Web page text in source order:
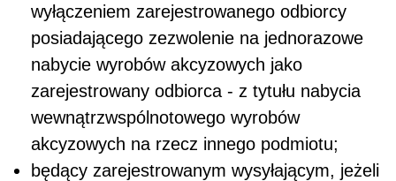
wyłączeniem zarejestrowanego odbiorcy
posiadającego zezwolenie na jednorazowe
nabycie wyrobów akcyzowych jako
zarejestrowany odbiorca - z tytułu nabycia
wewnątrzwspólnotowego wyrobów
akcyzowych na rzecz innego podmiotu;
będący zarejestrowanym wysyłającym, jeżeli